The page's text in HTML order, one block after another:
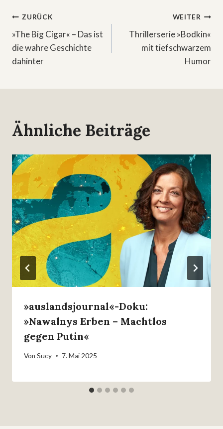
Beitragsnavigation
ZURÜCK
»The Big Cigar« – Das ist
die wahre Geschichte
dahinter
WEITER
Thrillerserie »Bodkin«
mit tiefschwarzem
Humor
Ähnliche Beiträge
»auslandsjournal«-Doku:
»Nawalnys Erben – Machtlos
gegen Putin«
Von Sucy 7. Mai 2025